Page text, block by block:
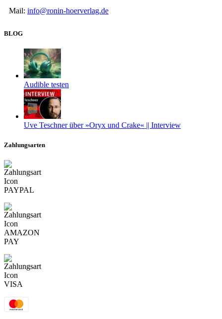
Mail: info@ronin-hoerverlag.de
BLOG
Audible testen
Uve Teschner über »Oryx und Crake« || Interview
Zahlungsarten